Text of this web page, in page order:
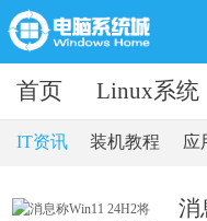
首页 Linux系统
IT资讯 装机教程 应
消